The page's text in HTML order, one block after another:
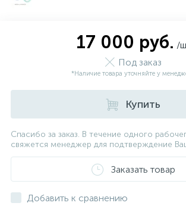
17 000 руб. /
Под заказ
*Наличие товара уточняйте у
Купить
Спасибо за заказ. В течение одного
свяжется менеджер для подтверждение
Заказать товар
Добавить к сравнению